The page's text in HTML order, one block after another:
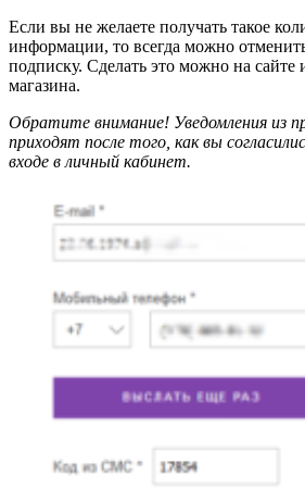
Если вы не желаете получать такое
информации, то всегда можно
подписку. Сделать это можно на
магазина.
Обратите внимание! Уведомления из
приходят после того, как вы
входе в личный кабинет.